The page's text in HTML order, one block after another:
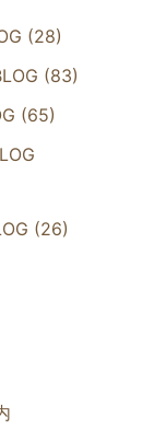
(28)
(83)
(65)
(26)